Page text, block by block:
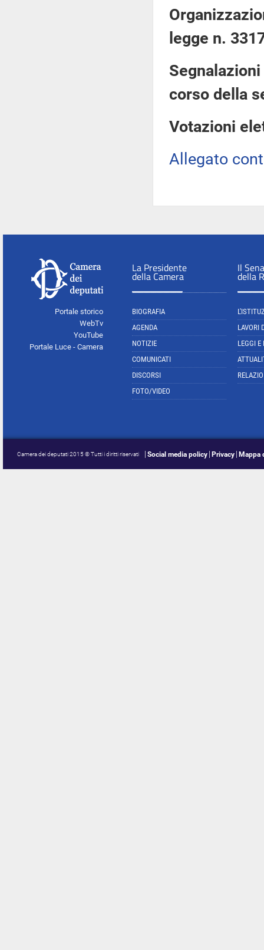
legge n.
corso della
Votazioni
Allegato
Portale storico
WebTv
YouTube
Portale Luce - Camera
La Presidente
della Camera
BIOGRAFIA
AGENDA
NOTIZIE
COMUNICATI
DISCORSI
FOTO/VIDEO
Il
della
LAVORI
LEGGI E
Camera dei deputati 2015 © Tutti i diritti riservati Social media policy Privacy Mappa